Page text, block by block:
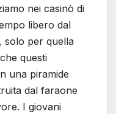
nei casinò di
libero dal
solo per quella
questi
una piramide
dal faraone
I giovani